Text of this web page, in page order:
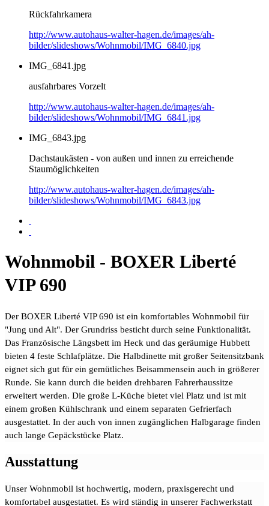
Rückfahrkamera
http://www.autohaus-walter-hagen.de/images/ah-
bilder/slideshows/Wohnmobil/IMG_6840.jpg
IMG_6841.jpg
ausfahrbares Vorzelt
http://www.autohaus-walter-hagen.de/images/ah-
bilder/slideshows/Wohnmobil/IMG_6841.jpg
IMG_6843.jpg
Dachstaukästen - von außen und innen zu erreichende
Staumöglichkeiten
http://www.autohaus-walter-hagen.de/images/ah-
bilder/slideshows/Wohnmobil/IMG_6843.jpg
Wohnmobil - BOXER Liberté
VIP 690
Der BOXER Liberté VIP 690 ist ein komfortables Wohnmobil für
"Jung und Alt". Der Grundriss besticht durch seine Funktionalität.
Das Französische Längsbett im Heck und das geräumige Hubbett
bieten 4 feste Schlafplätze. Die Halbdinette mit großer Seitensitzbank
eignet sich gut für ein gemütliches Beisammensein auch in größerer
Runde. Sie kann durch die beiden drehbaren Fahrerhaussitze
erweitert werden. Die große L-Küche bietet viel Platz und ist mit
einem großen Kühlschrank und einem separaten Gefrierfach
ausgestattet. In der auch von innen zugänglichen Halbgarage finden
auch lange Gepäckstücke Platz.
Ausstattung
Unser Wohnmobil ist hochwertig, modern, praxisgerecht und
komfortabel ausgestattet. Es wird ständig in unserer Fachwerkstatt